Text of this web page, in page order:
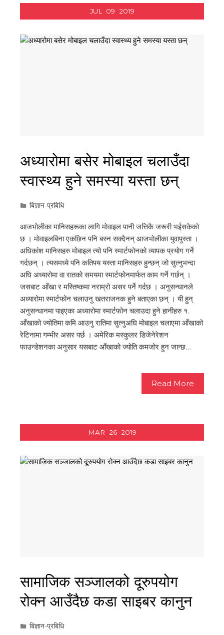
JUL 09 2019
अध्यारोमा बसेर मोबाइल चलाउँदा
स्वास्थ्य हुने समस्या यस्ता छन्
बिज्ञान-प्रबिधि
आजभाेलीका मानिसहरूका लागि माेवाइल पानी जत्तिकै जरूरी भईसकेकाे
छ । माेवाइलबिना एकछिन पनि बस्न सक्दैनन् आजभाेलीका युवापुस्ता ।
अधिकांश मानिसहरु मोबाइल त्यो पनि स्मार्टफोनको व्यापक प्रयोग गर्ने
गर्दछन् । त्यसमध्ये पनि कतिपय यस्ता मानिसहरु हुन्छन् जो सुत्नुभन्दा
अघि अध्यारोमा वा रातको समयमा स्मार्टफोनमार्फत काम गर्ने गर्छन् ।
जसबाट आँखा र मस्तिष्कमा नराम्रो असर पर्ने गर्दछ । अनुसन्धानले
अध्यारोमा स्मार्टफोन चलाउनु खतराजनक हुने बताएका छन् । यी हुन्
अनुसन्धानमा पाइएका अध्यारोमा स्मार्टफोन चलाउदा हुने हानीहरु १.
आँखाको ज्योतिमा कमि आउनु रातिमा सुत्नुअघि मोबाइल चलाएमा आँखाको
रेटिनामा गम्भीर असर पर्छ । अमेरिक मस्कुलर डिजेनेरेशन
फाउन्डेशनका अनुसार यसबाट आँखाको ज्योति कमजोर हुन जान्छ…
Read More
MAR 26 2019
सामाजिक सञ्जालको दूरुपयोग
रोक्न आउँदैछ कडा साइबर कानुन
बिज्ञान-प्रबिधि